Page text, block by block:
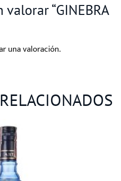
“GINEBRA
una valoración.